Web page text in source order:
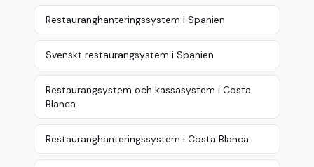
Restauranghanteringssystem i Spanien
Svenskt restaurangsystem i Spanien
Restaurangsystem och kassasystem i Costa
Blanca
Restauranghanteringssystem i Costa Blanca